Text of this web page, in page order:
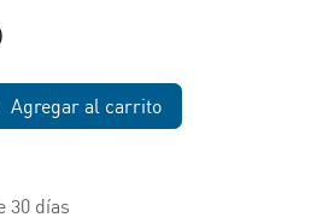
Agregar al carrito
30 días